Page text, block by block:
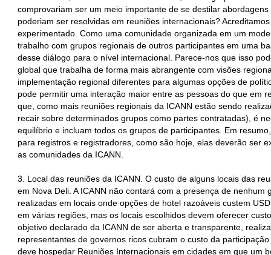
comprovariam ser um meio importante de se destilar
poderiam ser resolvidas em reuniões internacionais?
experimentado. Como uma comunidade organizada em um
trabalho com grupos regionais de outros participantes em uma
desse diálogo para o nível internacional. Parece‐nos que isso
global que trabalha de forma mais abrangente com visões
implementação regional diferentes para algumas opções de
pode permitir uma interação maior entre as pessoas do que em
que, como mais reuniões regionais da ICANN estão sendo
recair sobre determinados grupos como partes contratadas), é
equilíbrio e incluam todos os grupos de participantes. Em
para registros e registradores, como são hoje, elas deverão ser
as comunidades da ICANN.
3. Local das reuniões da ICANN. O custo de alguns locais das
em Nova Deli. A ICANN não contará com a presença de
realizadas em locais onde opções de hotel razoáveis custem
em várias regiões, mas os locais escolhidos devem oferecer
objetivo declarado da ICANN de ser aberta e transparente,
representantes de governos ricos cubram o custo da
deve hospedar Reuniões Internacionais em cidades em que um